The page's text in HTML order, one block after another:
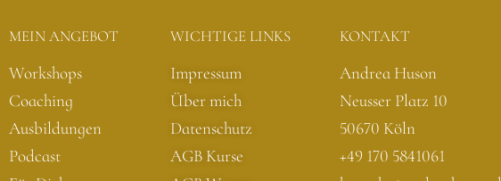
MEIN ANGEBOT
Workshops
Coaching
Ausbildungen
Podcast
WICHTIGE LINKS
Impressum
Über mich
Datenschutz
AGB Kurse
KONTAKT
Andrea Huson
Neusser Platz 10
50670 Köln
+49 170 5841061